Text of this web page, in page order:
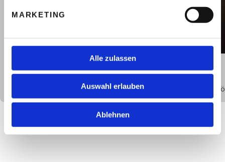
MARKETING
Alle zulassen
Auswahl erlauben
Ablehnen
Natur- und Seebestattungen
Wir legen großen Wert auf Qualität und Vielfalt, sodass Sie die